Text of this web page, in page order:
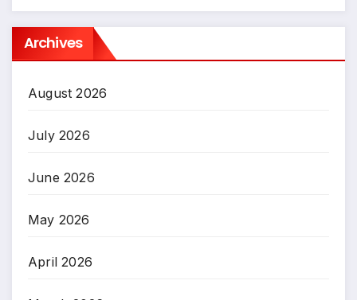
Archives
August 2026
July 2026
June 2026
May 2026
April 2026